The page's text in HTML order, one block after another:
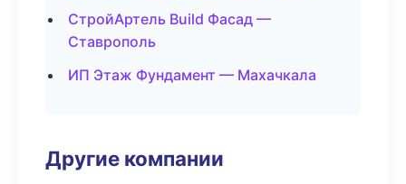
СтройАртель Build Фасад —
Ставрополь
ИП Этаж Фундамент — Махачкала
Другие компании